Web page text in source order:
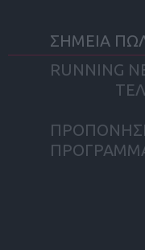
ΣΗΜΕΙΑ
RUNNING